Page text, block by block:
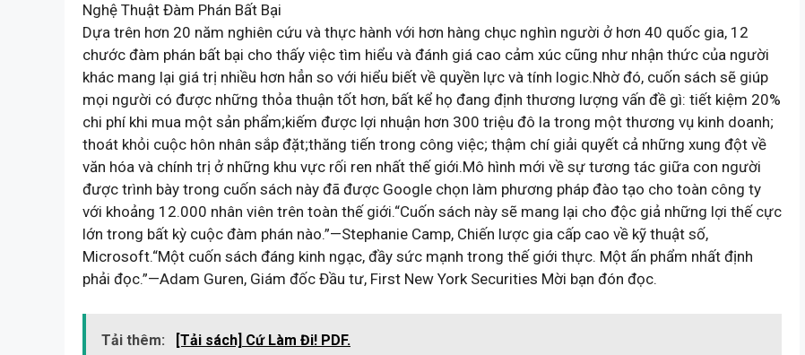
Nghệ Thuật Đàm Phán Bất Bại
Dựa trên hơn 20 năm nghiên cứu và thực hành với hơn hàng chục nghìn người ở hơn 40 quốc gia, 12
chước đàm phán bất bại cho thấy việc tìm hiểu và đánh giá cao cảm xúc cũng như nhận thức của người
khác mang lại giá trị nhiều hơn hẳn so với hiểu biết về quyền lực và tính logic.Nhờ đó, cuốn sách sẽ giúp
mọi người có được những thỏa thuận tốt hơn, bất kể họ đang định thương lượng vấn đề gì: tiết kiệm 20%
chi phí khi mua một sản phẩm;kiếm được lợi nhuận hơn 300 triệu đô la trong một thương vụ kinh doanh;
thoát khỏi cuộc hôn nhân sắp đặt;thăng tiến trong công việc; thậm chí giải quyết cả những xung đột về
văn hóa và chính trị ở những khu vực rối ren nhất thế giới.Mô hình mới về sự tương tác giữa con người
được trình bày trong cuốn sách này đã được Google chọn làm phương pháp đào tạo cho toàn công ty
với khoảng 12.000 nhân viên trên toàn thế giới.“Cuốn sách này sẽ mang lại cho độc giả những lợi thế cực
lớn trong bất kỳ cuộc đàm phán nào.”—Stephanie Camp, Chiến lược gia cấp cao về kỹ thuật số,
Microsoft.“Một cuốn sách đáng kinh ngạc, đầy sức mạnh trong thế giới thực. Một ấn phẩm nhất định
phải đọc.”—Adam Guren, Giám đốc Đầu tư, First New York Securities Mời bạn đón đọc.
Tải thêm: [Tải sách] Cứ Làm Đi! PDF.